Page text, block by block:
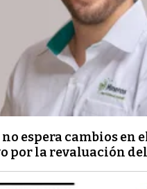
espera cambios en
por la revaluación